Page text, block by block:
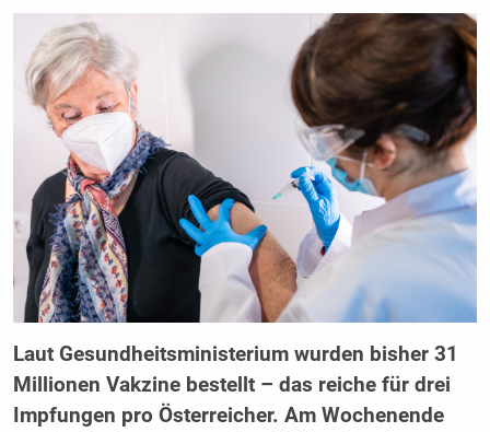
Laut Gesundheitsministerium wurden bisher 31
Millionen Vakzine bestellt – das reiche für drei
Impfungen pro Österreicher. Am Wochenende